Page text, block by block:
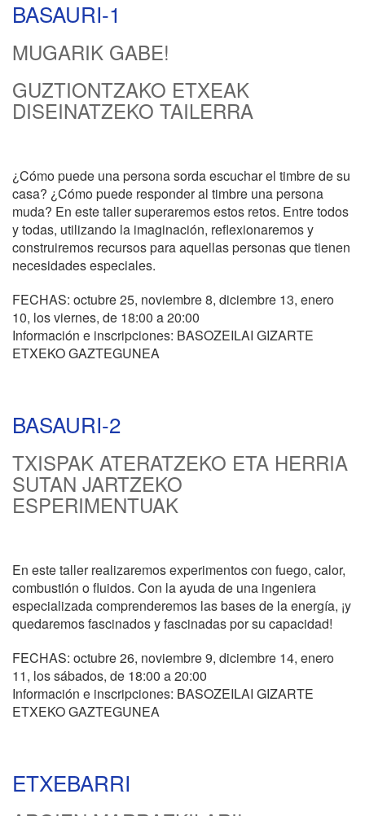
BASAURI-1
MUGARIK GABE!
GUZTIONTZAKO ETXEAK
DISEINATZEKO TAILERRA
¿Cómo puede una persona sorda escuchar el timbre de su
casa? ¿Cómo puede responder al timbre una persona
muda? En este taller superaremos estos retos. Entre todos
y todas, utilizando la imaginación, reflexionaremos y
construiremos recursos para aquellas personas que tienen
necesidades especiales.
FECHAS: octubre 25, noviembre 8, diciembre 13, enero
10, los viernes, de 18:00 a 20:00
Información e inscripciones: BASOZEILAI GIZARTE
ETXEKO GAZTEGUNEA
BASAURI-2
TXISPAK ATERATZEKO ETA HERRIA
SUTAN JARTZEKO
ESPERIMENTUAK
En este taller realizaremos experimentos con fuego, calor,
combustión o fluidos. Con la ayuda de una ingeniera
especializada comprenderemos las bases de la energía, ¡y
quedaremos fascinados y fascinadas por su capacidad!
FECHAS: octubre 26, noviembre 9, diciembre 14, enero
11, los sábados, de 18:00 a 20:00
Información e inscripciones: BASOZEILAI GIZARTE
ETXEKO GAZTEGUNEA
ETXEBARRI